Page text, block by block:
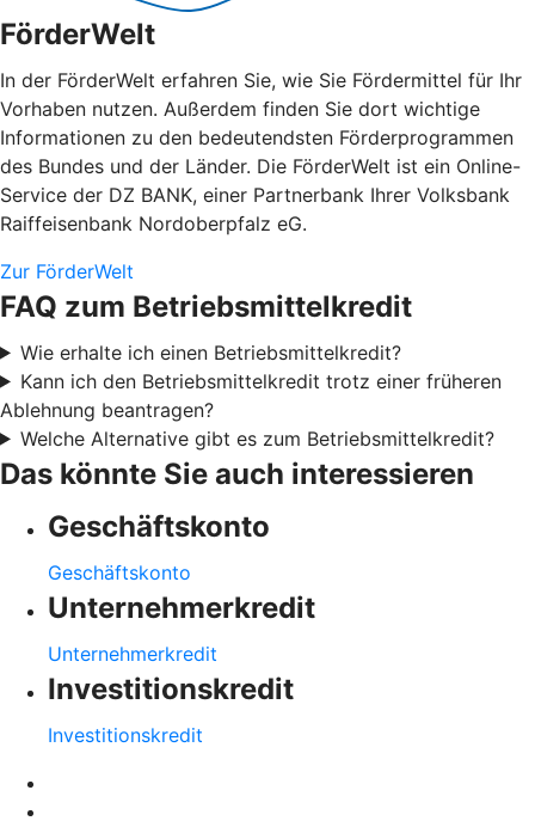
FörderWelt
In der FörderWelt erfahren Sie, wie Sie Fördermittel für Ihr
Vorhaben nutzen. Außerdem finden Sie dort wichtige
Informationen zu den bedeutendsten Förderprogrammen
des Bundes und der Länder. Die FörderWelt ist ein Online-
Service der DZ BANK, einer Partnerbank Ihrer Volksbank
Raiffeisenbank Nordoberpfalz eG.
Zur FörderWelt
FAQ zum Betriebsmittelkredit
Wie erhalte ich einen Betriebsmittelkredit?
Kann ich den Betriebsmittelkredit trotz einer früheren
Ablehnung beantragen?
Welche Alternative gibt es zum Betriebsmittelkredit?
Das könnte Sie auch interessieren
Geschäftskonto
Geschäftskonto
Unternehmerkredit
Unternehmerkredit
Investitionskredit
Investitionskredit